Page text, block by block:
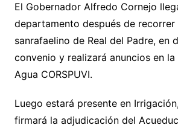
El Gobernador Alfredo Cornejo
departamento después de
sanrafaelino de Real del Padre, en
convenio y realizará anuncios en
Agua CORSPUVI.
Luego estará presente en
firmará la adjudicación del